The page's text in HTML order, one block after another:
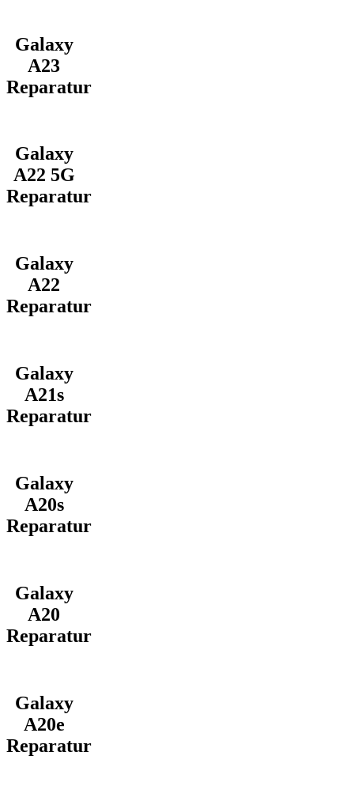
Galaxy
A23
Reparatur
Galaxy
A22 5G
Reparatur
Galaxy
A22
Reparatur
Galaxy
A21s
Reparatur
Galaxy
A20s
Reparatur
Galaxy
A20
Reparatur
Galaxy
A20e
Reparatur